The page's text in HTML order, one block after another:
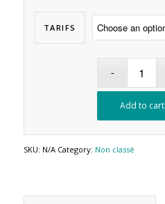
TARIFS
Add to cart
SKU: N/A Category: Non classé